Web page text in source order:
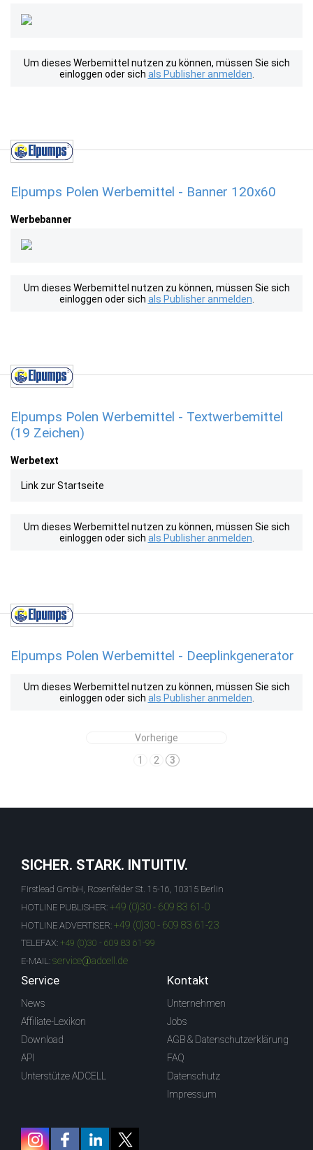
Um dieses Werbemittel nutzen zu können, müssen Sie sich
einloggen oder sich als Publisher anmelden
Elpumps Polen Werbemittel - Banner 120x60
Werbebanner
Um dieses Werbemittel nutzen zu können, müssen Sie sich
einloggen oder sich als Publisher anmelden
Elpumps Polen Werbemittel - Textwerbemittel
(19 Zeichen)
Werbetext
Link zur Startseite
Um dieses Werbemittel nutzen zu können, müssen Sie sich
einloggen oder sich als Publisher anmelden
Elpumps Polen Werbemittel - Deeplinkgenerator
Um dieses Werbemittel nutzen zu können, müssen Sie sich
einloggen oder sich als Publisher anmelden
Vorherige
1
2 3
SICHER. STARK. INTUITIV.
Firstlead GmbH, Rosenfelder St. 15-16, 10315 Berlin
HOTLINE PUBLISHER: +49 (0)30 - 609 83 61-0
HOTLINE ADVERTISER: +49 (0)30 - 609 83 61-23
TELEFAX: +49 (0)30 - 609 83 61-99
E-MAIL: service@adcell.de
Service
News
Affiliate-Lexikon
Download
API
Unterstütze ADCELL
Kontakt
Unternehmen
Jobs
AGB & Datenschutzerklärung
FAQ
Datenschutz
Impressum